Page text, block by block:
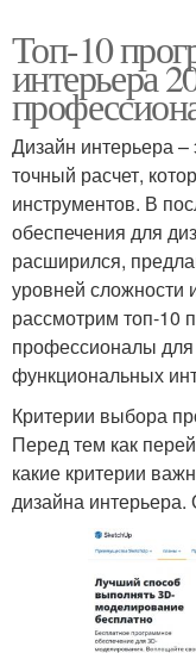
Топ-10
интерьера
Дизайн интерьера –
точный расчет,
инструментов. В
обеспечения для
расширился,
уровней сложности
рассмотрим топ-10
профессионалы
функциональных
Критерии выбора
Перед тем как
какие критерии
дизайна